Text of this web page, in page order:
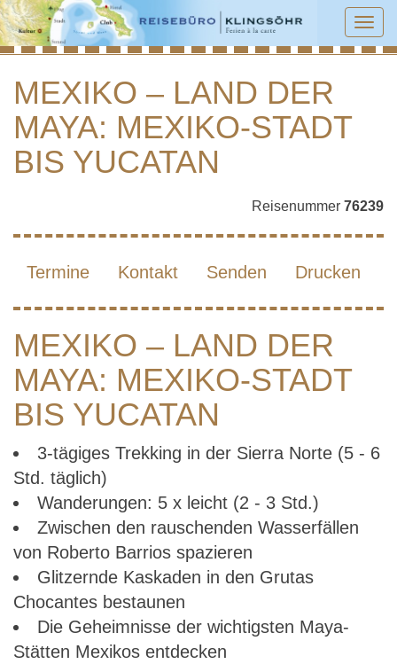
MEXIKO – LAND DER MAYA: MEXIKO-
STADT BIS YUCATAN
MEXIKO – LAND DER
MAYA: MEXIKO-STADT
BIS YUCATAN
Reisenummer 76239
Termine Kontakt Senden Drucken
MEXIKO – LAND DER
MAYA: MEXIKO-STADT
BIS YUCATAN
3-tägiges Trekking in der Sierra Norte (5 - 6
Std. täglich)
Wanderungen: 5 x leicht (2 - 3 Std.)
Zwischen den rauschenden Wasserfällen
von Roberto Barrios spazieren
Glitzernde Kaskaden in den Grutas
Chocantes bestaunen
Die Geheimnisse der wichtigsten Maya-
Stätten Mexikos entdecken